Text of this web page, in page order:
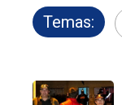
Temas: